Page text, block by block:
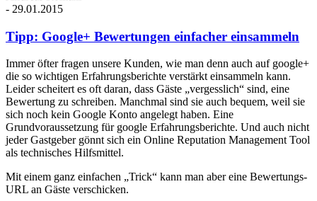
- 29.01.2015
Tipp: Google+ Bewertungen einfacher einsammeln
Immer öfter fragen unsere Kunden, wie man denn auch auf google+
die so wichtigen Erfahrungsberichte verstärkt einsammeln kann.
Leider scheitert es oft daran, dass Gäste „vergesslich“ sind, eine
Bewertung zu schreiben. Manchmal sind sie auch bequem, weil sie
sich noch kein Google Konto angelegt haben. Eine
Grundvoraussetzung für google Erfahrungsberichte. Und auch nicht
jeder Gastgeber gönnt sich ein Online Reputation Management Tool
als technisches Hilfsmittel.
Mit einem ganz einfachen „Trick“ kann man aber eine Bewertungs-
URL an Gäste verschicken.